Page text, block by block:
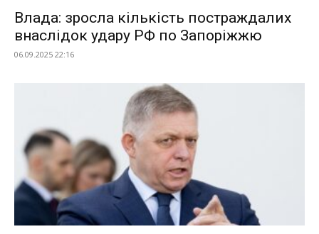
Влада: зросла кількість постраждалих
внаслідок удару РФ по Запоріжжю
06.09.2025 22:16